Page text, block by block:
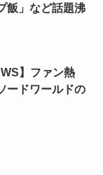
飯」など話題沸
】ファン熱
ードワールドの